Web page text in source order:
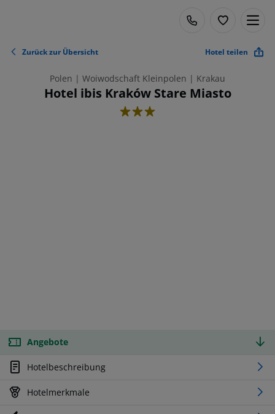
Zurück zur Übersicht Hotel teilen
Polen | Woiwodschaft Kleinpolen | Krakau
Hotel ibis Kraków Stare Miasto
3
Angebote
Hotelbeschreibung
Hotelmerkmale